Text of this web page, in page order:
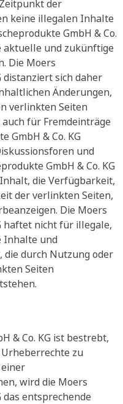
der
keine illegalen Inhalte
GmbH & Co.
aktuelle und zukünftige
Die Moers
distanziert sich daher
Änderungen,
verlinkten Seiten
für Fremdeinträge
GmbH & Co. KG
und
GmbH & Co. KG
die Verfügbarkeit,
der verlinkten Seiten,
Die Moers
haftet nicht für illegale,
Inhalte und
die durch Nutzung oder
Seiten
& Co. KG ist bestrebt,
zu
wird die Moers
das entsprechende